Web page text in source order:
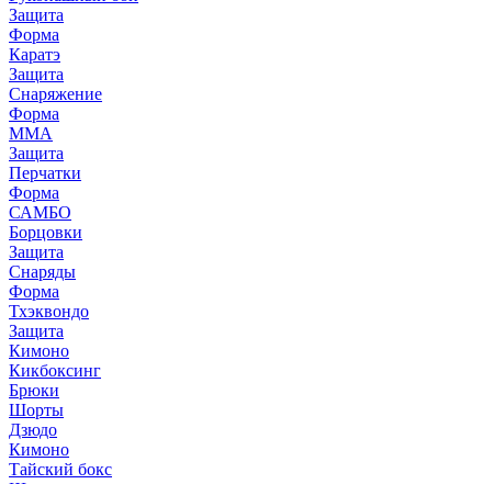
Защита
Форма
Каратэ
Защита
Снаряжение
Форма
ММА
Защита
Перчатки
Форма
САМБО
Борцовки
Защита
Снаряды
Форма
Тхэквондо
Защита
Кимоно
Кикбоксинг
Брюки
Шорты
Дзюдо
Кимоно
Тайский бокс